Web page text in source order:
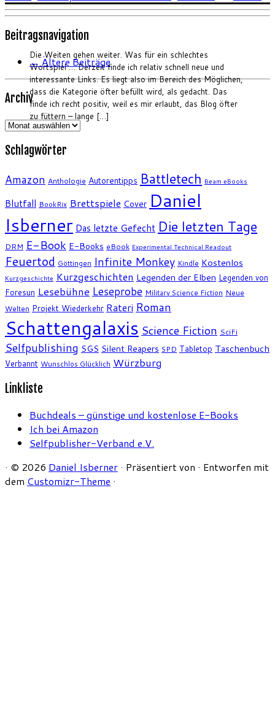
Die Weiten gehen weiter. Was für ein schlechtes
Wortspiel … Derzeit finde ich relativ schnell neue und
interessante Links. Es liegt also im Bereich des Möglichen,
dass die Kategorie öfter befüllt wird, als gedacht. Das
finde ich recht positiv, weil es mir erlaubt, das Blog öfter
zu füttern – lange […]
Beitragsnavigation
←Ältere Beiträge
Archiv
Archiv
Schlagwörter
Amazon Anthologie Autorentipps Battletech Beam eBooks
Blutfall BookRix Brettspiele Cover Daniel
Isberner Das letzte Gefecht Die letzten Tage
DRM E-Book E-Books eBook Experimental Technical Readout
Feuertod Göttingen Infinite Monkey Kindle Kostenlos
Kurzgeschichte Kurzgeschichten Legenden der Elben Legenden von
Foresun Lesebühne Leseprobe Military Science Fiction Neue
Welten Projekt Wiederkehr Rateri Roman
Schattengalaxis Science Fiction SciFi
Selfpublishing SGS Silent Reapers SPD Tabletop Taschenbuch
Verbannt Wunschlos Glücklich Würzburg
Linkliste
Buchdeals – günstige und kostenlose E-Books
Ich bei Amazon
Selfpublisher-Verband e.V.
· © 2026 Daniel Isberner · Präsentiert von · Entworfen mit
dem Customizr-Theme ·